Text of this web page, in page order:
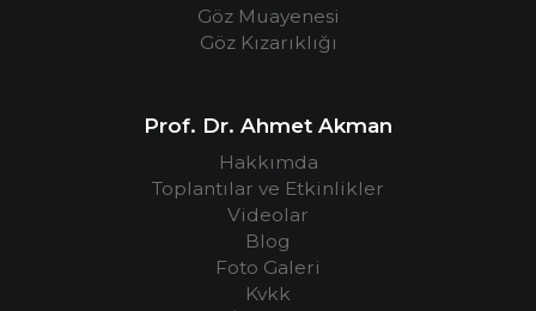
Göz Muayenesi
Göz Kızarıklığı
Prof. Dr. Ahmet Akman
Hakkımda
Toplantılar ve Etkinlikler
Videolar
Blog
Foto Galeri
Kvkk